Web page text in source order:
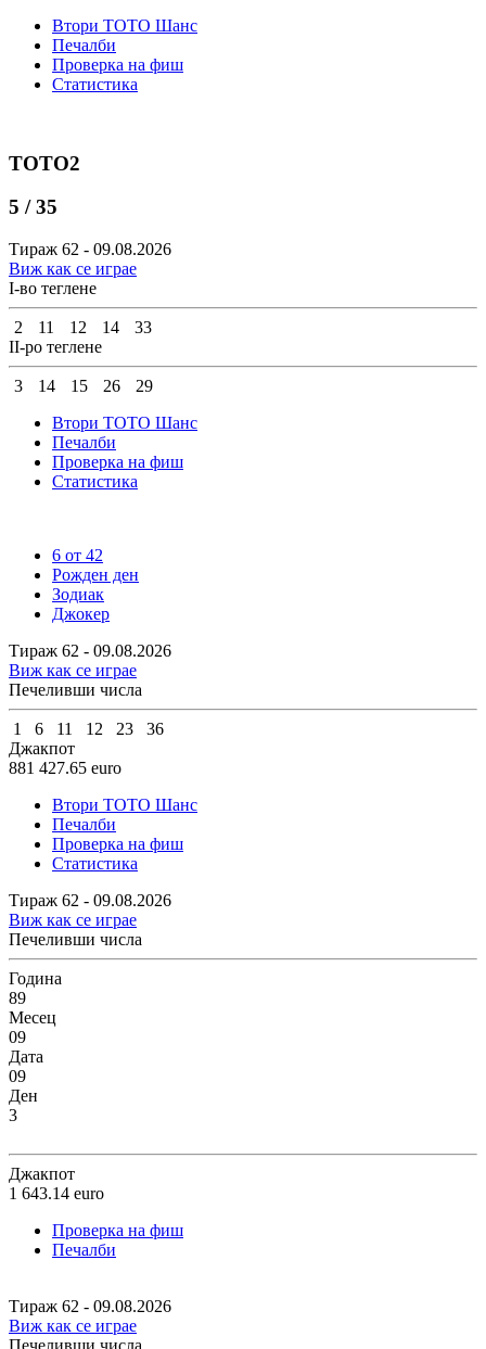
Втори ТОТО Шанс
Печалби
Проверка на фиш
Статистика
ТОТО2
5 / 35
Тираж 62 - 09.08.2026
Виж как се играе
I-во теглене
2 11 12 14
33
II-ро теглене
3 14 15 26
29
Втори ТОТО Шанс
Печалби
Проверка на фиш
Статистика
6 от 42
Рожден ден
Зодиак
Джокер
Тираж 62 - 09.08.2026
Виж как се играе
Печеливши числа
1 6 11 12 23
36
Джакпот
881 427.65 euro
Втори ТОТО Шанс
Печалби
Проверка на фиш
Статистика
Тираж 62 - 09.08.2026
Виж как се играе
Печеливши числа
Година
89
Месец
09
Дата
09
Ден
3
Джакпот
1 643.14 euro
Проверка на фиш
Печалби
Тираж 62 - 09.08.2026
Виж как се играе